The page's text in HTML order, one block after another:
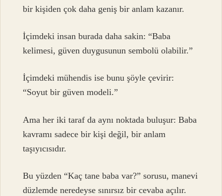
bir kişiden çok daha geniş bir anlam kazanır.
İçimdeki insan burada daha sakin: “Baba
kelimesi, güven duygusunun sembolü olabilir.”
İçimdeki mühendis ise bunu şöyle çevirir:
“Soyut bir güven modeli.”
Ama her iki taraf da aynı noktada buluşur: Baba
kavramı sadece bir kişi değil, bir anlam
taşıyıcısıdır.
Bu yüzden “Kaç tane baba var?” sorusu, manevi
düzlemde neredeyse sınırsız bir cevaba açılır.